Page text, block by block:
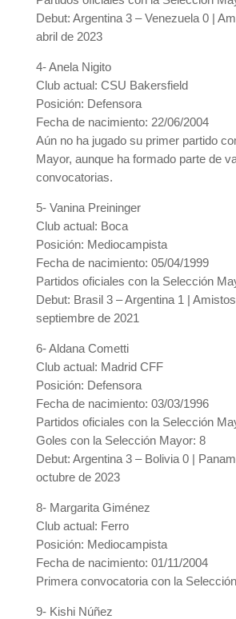
Debut: Argentina 3 – Venezuela 0 |
abril de 2023
4- Anela Nigito
Club actual: CSU Bakersfield
Posición: Defensora
Fecha de nacimiento: 22/06/2004
Aún no ha jugado su primer partido
Mayor, aunque ha formado parte de
convocatorias.
5- Vanina Preininger
Club actual: Boca
Posición: Mediocampista
Fecha de nacimiento: 05/04/1999
Partidos oficiales con la Selección
Debut: Brasil 3 – Argentina 1 |
septiembre de 2021
6- Aldana Cometti
Club actual: Madrid CFF
Posición: Defensora
Fecha de nacimiento: 03/03/1996
Partidos oficiales con la Selección
Goles con la Selección Mayor: 8
Debut: Argentina 3 – Bolivia 0 |
octubre de 2023
8- Margarita Giménez
Club actual: Ferro
Posición: Mediocampista
Fecha de nacimiento: 01/11/2004
Primera convocatoria con la
9- Kishi Núñez